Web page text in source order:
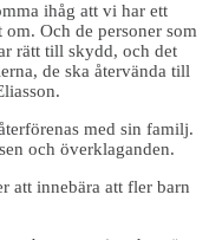
ihåg att vi har ett
Och de personer som
rätt till skydd, och det
de ska återvända till
med sin familj.
och överklaganden.
att innebära att fler barn